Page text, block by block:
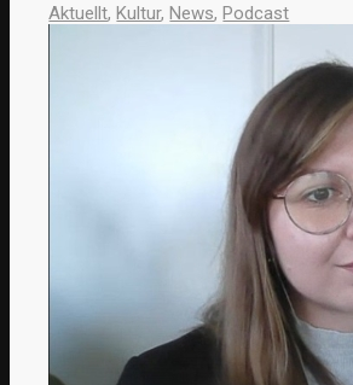
Aktuellt,Kultur,News,Podcast